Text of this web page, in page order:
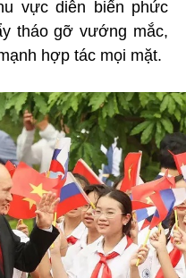
vực diễn biến phức
tháo gỡ vướng mắc,
hợp tác mọi mặt.